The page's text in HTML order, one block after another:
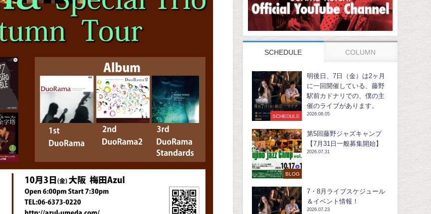
SCHEDULE COLUMN
SCHEDULE
明後日、7日（金）は2ヶ月
に一回開催している、藤野
駅前カドナリでの、僕の主
催のライブがあります。
2026.08.05
BLOG
第5回藤野ジャズキャンプ
【7月31日一般募集開始】
2026.07.31
7・8月ライブスケジュール
＆イベント情報！
2026.07.23